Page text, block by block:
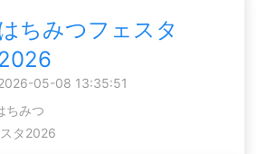
ちみつフェスタ
05-08 13:35:51
ちみつ
タ2026